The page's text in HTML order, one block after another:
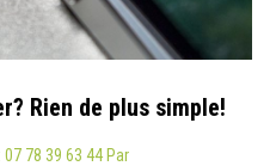
Rien de plus simple!
78 39 63 44 Par